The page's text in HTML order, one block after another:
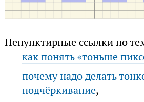
Непунктирные ссылки по
как понять «тоньше
почему надо делать
подчёркивание,